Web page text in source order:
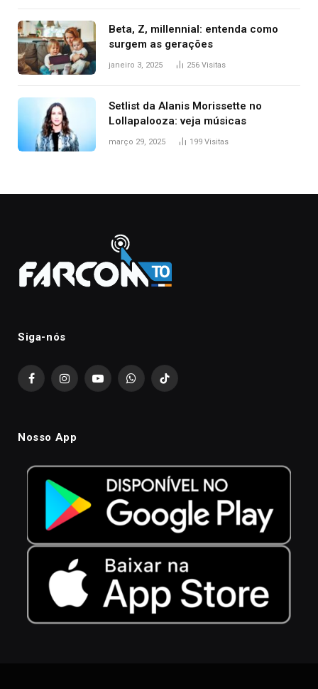
Beta, Z, millennial: entenda como
surgem as gerações
janeiro 3, 2025 256 Visitas
Setlist da Alanis Morissette no
Lollapalooza: veja músicas
março 29, 2025 199 Visitas
Siga-nós
FacebookInstagramYouTubeWhatsAppTikTok
Nosso App